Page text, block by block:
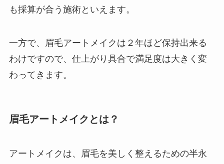
も採算が合う施術といえます。
一方で、眉毛アートメイクは２年ほど保持出来る
わけですので、仕上がり具合で満足度は大きく変
わってきます。
眉毛アートメイクとは？
アートメイクは、眉毛を美しく整えるための半永